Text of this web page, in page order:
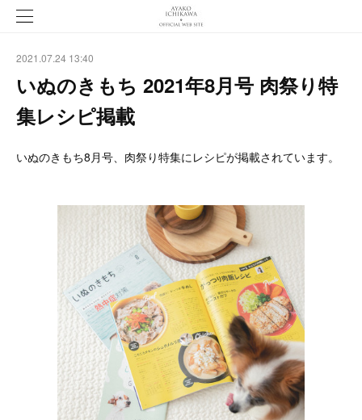
2021.07.24 13:40
いぬのきもち 2021年8月号 肉祭り特
集レシピ掲載
いぬのきもち8月号、肉祭り特集にレシピが掲載されています。